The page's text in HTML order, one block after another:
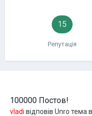
15
Репутація
100000 Постов!
vladi відповів Unro тема в